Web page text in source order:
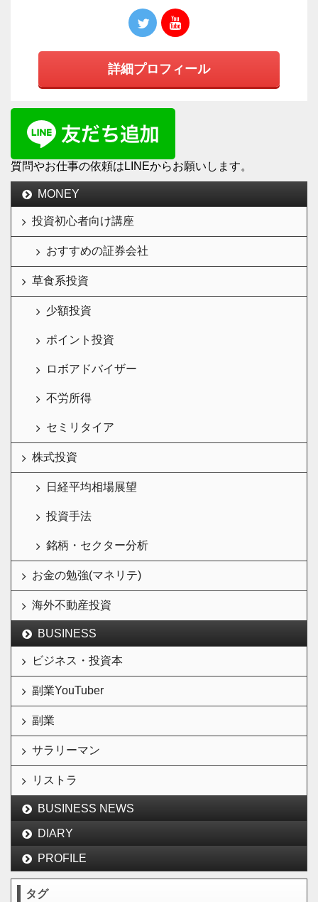
詳細プロフィール
質問やお仕事の依頼はLINEからお願いします。
MONEY
投資初心者向け講座
おすすめの証券会社
草食系投資
少額投資
ポイント投資
ロボアドバイザー
不労所得
セミリタイア
株式投資
日経平均相場展望
投資手法
銘柄・セクター分析
お金の勉強(マネリテ)
海外不動産投資
BUSINESS
ビジネス・投資本
副業YouTuber
副業
サラリーマン
リストラ
BUSINESS NEWS
DIARY
PROFILE
タグ